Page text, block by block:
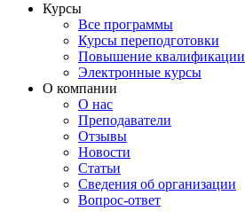
Курсы
Все программы
Курсы переподготовки
Повышение квалификации
Электронные курсы
О компании
О нас
Преподаватели
Отзывы
Новости
Статьи
Сведения об организации
Вопрос-ответ